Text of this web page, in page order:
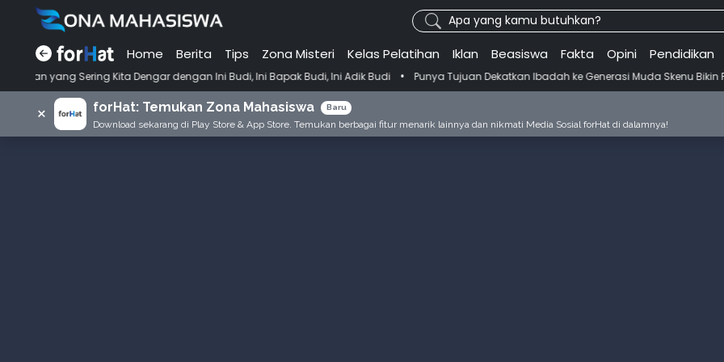
Apa yang kamu butuhkan?
Home Berita Tips Zona Misteri Kelas Pelatihan Iklan Beasiswa Fakta Opini Pendidikan
Kita Dengar dengan Ini Budi, Ini Bapak Budi, Ini Adik Budi • Punya Tujuan Dekatkan Ibadah ke Generasi Muda Skenu Bikin Panduan
× forHat: Temukan Zona Mahasiswa Baru
Download sekarang di Play Store & App Store. Temukan berbagai fitur menarik lainnya dan nikmati Media Sosial forHat di dalamnya!